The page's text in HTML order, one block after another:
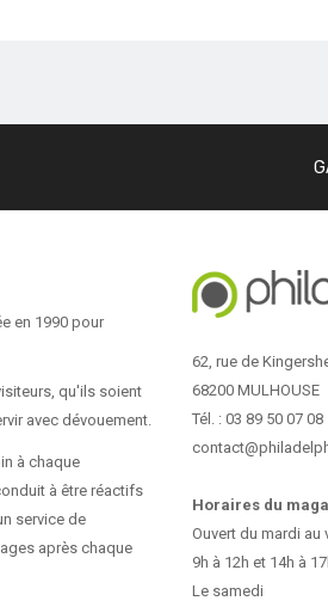
en 1990 pour
qu'ils soient
avec dévouement.
à chaque
à être réactifs
service de
après chaque
62, rue de
68200 MULHOUSE
Tél. : 03 89 50 07 08
Horaires du
Ouvert du mardi au
9h à 12h et 14h à
Le samedi